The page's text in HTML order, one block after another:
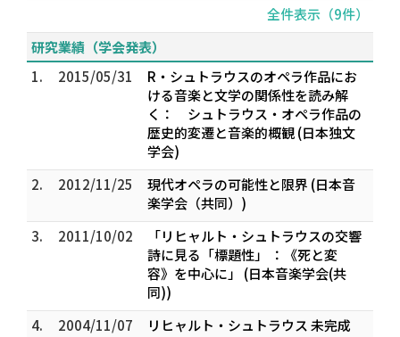
全件表示（9件）
研究業績（学会発表）
1.
2015/05/31
R・シュトラウスのオペラ作品にお
ける音楽と文学の関係性を読み解
く： シュトラウス・オペラ作品の
歴史的変遷と音楽的概観 (日本独文
学会)
2.
2012/11/25
現代オペラの可能性と限界 (日本音
楽学会（共同）)
3.
2011/10/02
「リヒャルト・シュトラウスの交響
詩に見る「標題性」 ：《死と変
容》を中心に」 (日本音楽学会(共
同))
4.
2004/11/07
リヒャルト・シュトラウス 未完成